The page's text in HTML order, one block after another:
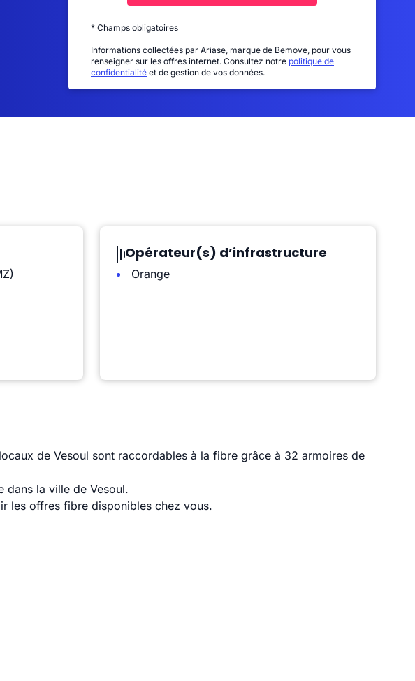
* Champs obligatoires
Informations collectées par Ariase, marque de Bemove, pour vous
renseigner sur les offres internet. Consultez notre politique de
confidentialité et de gestion de vos données.
Opérateur(s) d’infrastructure
Orange
de Vesoul sont raccordables à la fibre grâce à 32 armoires de
dans la ville de Vesoul.
les offres fibre disponibles chez vous.